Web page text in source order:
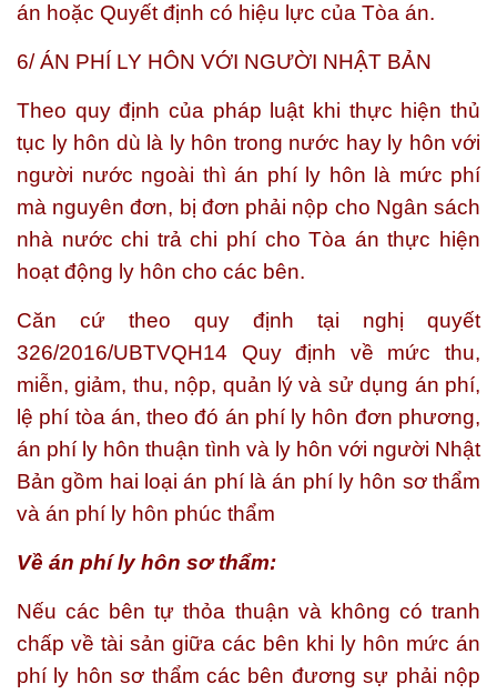
án hoặc Quyết định có hiệu lực của Tòa án.
6/ ÁN PHÍ LY HÔN VỚI NGƯỜI NHẬT BẢN
Theo quy định của pháp luật khi thực hiện thủ
tục ly hôn dù là ly hôn trong nước hay ly hôn với
người nước ngoài thì án phí ly hôn là mức phí
mà nguyên đơn, bị đơn phải nộp cho Ngân sách
nhà nước chi trả chi phí cho Tòa án thực hiện
hoạt động ly hôn cho các bên.
Căn cứ theo quy định tại nghị quyết
326/2016/UBTVQH14 Quy định về mức thu,
miễn, giảm, thu, nộp, quản lý và sử dụng án phí,
lệ phí tòa án, theo đó án phí ly hôn đơn phương,
án phí ly hôn thuận tình và ly hôn với người Nhật
Bản gồm hai loại án phí là án phí ly hôn sơ thẩm
và án phí ly hôn phúc thẩm
Về án phí ly hôn sơ thẩm:
Nếu các bên tự thỏa thuận và không có tranh
chấp về tài sản giữa các bên khi ly hôn mức án
phí ly hôn sơ thẩm các bên đương sự phải nộp